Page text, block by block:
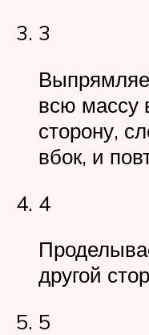
3
всю массу
сторону,
вбок, и
4
другой
5